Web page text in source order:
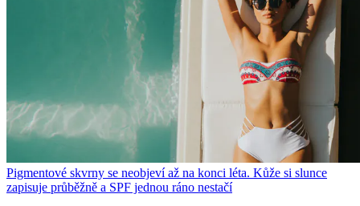
Pigmentové skvrny se neobjeví až na konci léta. Kůže si slunce
zapisuje průběžně a SPF jednou ráno nestačí